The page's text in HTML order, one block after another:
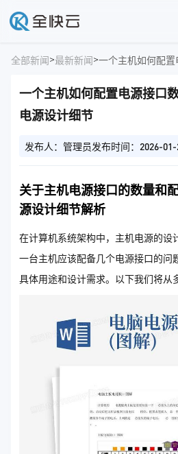
全部新闻>最新新闻>一个主机如何配
一个主机如何配置电源接口
电源设计细节
发布人：管理员发布时间：2026-01-
关于主机电源接口的数量和
源设计细节解析
在计算机系统架构中，主机电源的设
一台主机应该配备几个电源接口的问
具体用途和设计需求。以下我们将从